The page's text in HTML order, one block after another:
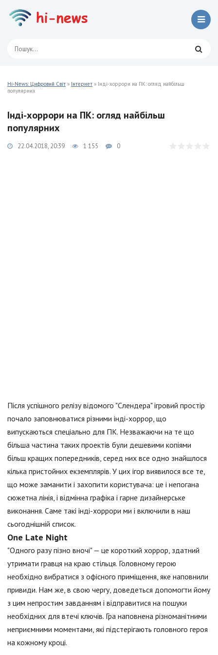
Hi-News: Цифровий Світ » Інтернет » Інді-хоррори на ПК: огляд найбільш
популярних
Інді-хоррори на ПК: огляд найбільш
популярних
22.04.2018, 20:39 1 155 0
Після успішного релізу відомого "Слендера" ігровий простір
почало заповнюватися різними інді-хоррор, що
випускаються спеціально для ПК. Незважаючи на те що
більша частина таких проектів були дешевими копіями
більш кращих попередників, серед них все одно знайшлося
кілька пристойних екземплярів. У цих ігор виявилося все те,
що може заманити і захопити користувача: це і непогана
сюжетна лінія, і відмінна графіка і гарне дизайнерське
виконання. Саме такі інді-хоррори ми і включили в наш
сьогоднішній список.
One Late Night
"Одного разу пізно вночі" — це короткий хоррор, здатний
утримати гравця на краю стільця. Головному герою
необхідно вибратися з офісного приміщення, яке наповнили
привиди. Нам же, в свою чергу, доведеться допомогти йому
з цим непростим завданням і відправитися на пошуки
необхідних для втечі ключів. Гра наповнена різноманітними
неприємними моментами, які підстерігають головного героя
на кожному кроці.